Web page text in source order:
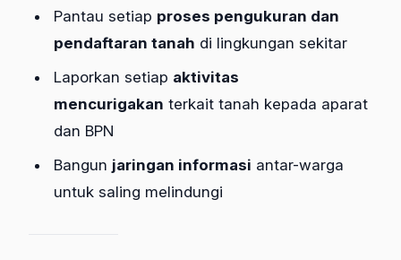
Pantau setiap proses pengukuran dan
pendaftaran tanah di lingkungan sekitar
Laporkan setiap aktivitas
mencurigakan terkait tanah kepada aparat
dan BPN
Bangun jaringan informasi antar-warga
untuk saling melindungi